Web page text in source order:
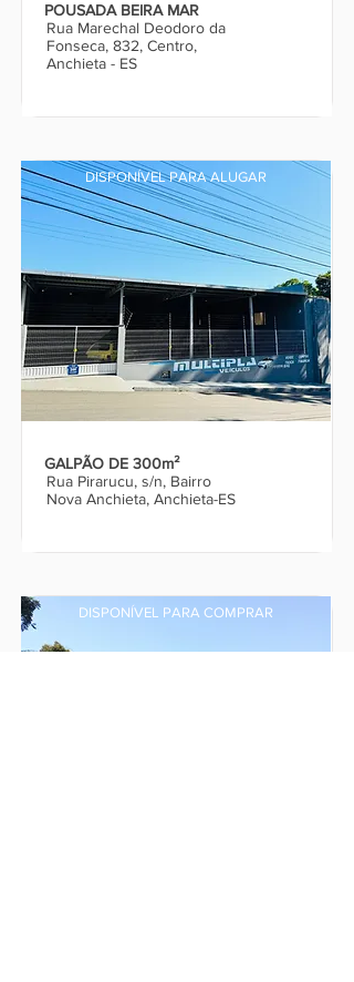
POUSADA BEIRA MAR
Rua Marechal Deodoro da
Fonseca, 832, Centro,
Anchieta - ES
DISPONÍVEL PARA ALUGAR
GALPÃO DE 300m²
Rua Pirarucu, s/n, Bairro
Nova Anchieta, Anchieta-ES
DISPONÍVEL PARA COMPRAR